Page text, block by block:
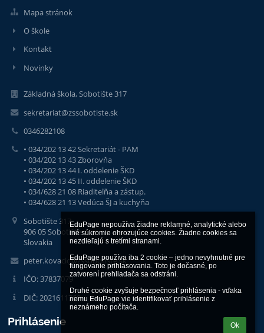
EduPage nepoužíva žiadne reklamné, analytické alebo
iné súkromie ohrozujúce cookies. Žiadne cookies sa
nezdieľajú s tretími stranami.
EduPage používa iba 2 cookie – jedno nevyhnutné pre
fungovanie prihlasovania. Toto je dočasné, po
zatvorení prehliadača sa odstráni.
Druhé cookie zvyšuje bezpečnosť prihlásenia - vďaka
nemu EduPage vie identifikovať prihlásenie z
neznámeho počítača.
Ok
Mapa stránok
O škole
Kontakt
Novinky
Základná škola, Sobotište 317
sekretariat@zssobotiste.sk
0346282108
• 034/202 13 42 Sekretariát - PAM
• 034/202 13 43 Zborovňa
• 034/202 13 44 I. oddelenie ŠKD
• 034/202 13 45 II. oddelenie ŠKD
• 034/628 21 08 Riaditeľňa a zástup.
• 034/628 21 13 Vedúca ŠJ a kuchyňa
Sobotište 317
906 05 Sobotište
Slovakia
peter.kovacic@zssobotiste.sk
IČO: 37837079
DIČ: 2021611768
Prihlásenie